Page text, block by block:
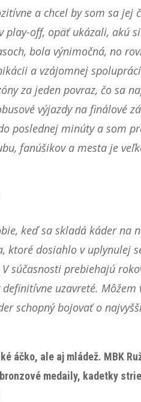
a chcel by som sa
play-off, opäť ukázali, akú
bola výnimočná, no
a vzájomnej
za jeden povraz, čo sa
výjazdy na finálové
poslednej minúty a som
fanúšikov a mesta je
keď sa skladá káder
dosiahlo v uplynulej
súčasnosti prebiehajú
uzavreté.
schopný bojovať o
áčko, ale aj mládež. MBK
medaily, kadetky